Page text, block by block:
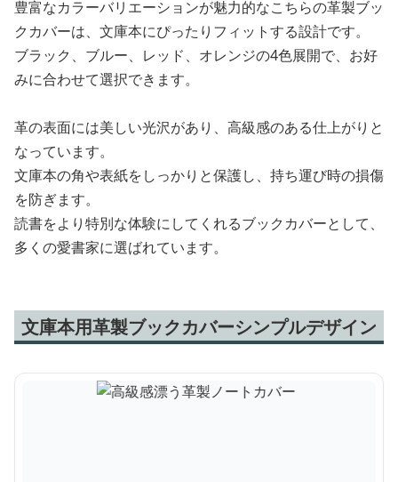
豊富なカラーバリエーションが魅力的なこちらの革製ブッ
クカバーは、文庫本にぴったりフィットする設計です。
ブラック、ブルー、レッド、オレンジの4色展開で、お好
みに合わせて選択できます。
革の表面には美しい光沢があり、高級感のある仕上がりと
なっています。
文庫本の角や表紙をしっかりと保護し、持ち運び時の損傷
を防ぎます。
読書をより特別な体験にしてくれるブックカバーとして、
多くの愛書家に選ばれています。
文庫本用革製ブックカバーシンプルデザイン